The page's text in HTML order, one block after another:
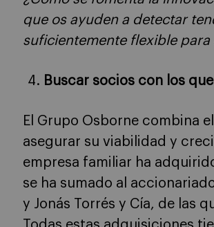
que os ayuden a detectar
suficientemente flexible
Buscar socios con los
El Grupo Osborne combina
asegurar su viabilidad y
empresa familiar ha
se ha sumado al
y Jonás Torrés y Cía, de las